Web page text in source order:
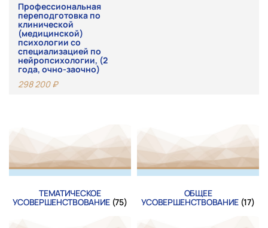
Профессиональная
переподготовка по
клинической
(медицинской)
психологии со
специализацией по
нейропсихологии, (2
года, очно-заочно)
298 200₽
ТЕМАТИЧЕСКОЕ
УСОВЕРШЕНСТВОВАНИЕ (75)
ОБЩЕЕ
УСОВЕРШЕНСТВОВАНИЕ (17)